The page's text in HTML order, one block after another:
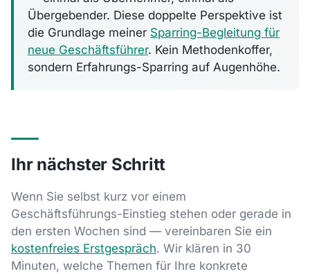
Übergebender. Diese doppelte Perspektive ist
die Grundlage meiner Sparring-Begleitung für
neue Geschäftsführer. Kein Methodenkoffer,
sondern Erfahrungs-Sparring auf Augenhöhe.
Ihr nächster Schritt
Wenn Sie selbst kurz vor einem
Geschäftsführungs-Einstieg stehen oder gerade in
den ersten Wochen sind — vereinbaren Sie ein
kostenfreies Erstgespräch. Wir klären in 30
Minuten, welche Themen für Ihre konkrete